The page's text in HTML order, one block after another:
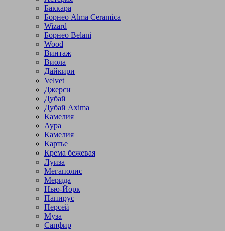
Баккара
Борнео Alma Ceramica
Wizard
Борнео Belani
Wood
Винтаж
Виола
Дайкири
Velvet
Джерси
Дубай
Дубай Axima
Камелия
Аура
Камелия
Картье
Крема бежевая
Луиза
Мегаполис
Мерида
Нью-Йорк
Папирус
Персей
Муза
Сапфир